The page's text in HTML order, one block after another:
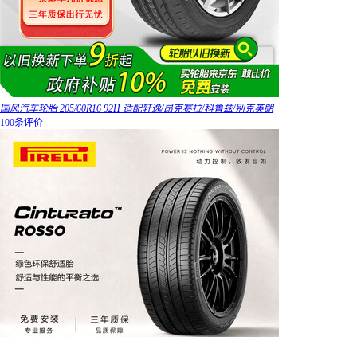
国风汽车轮胎 205/60R16 92H 适配轩逸/昂克赛拉/科鲁兹/别克英朗
100条评价